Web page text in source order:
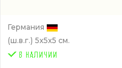
Германия
(ш.в.г.) 5x5x5 см.